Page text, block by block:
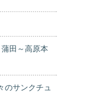
田～高原本
のサンクチュ